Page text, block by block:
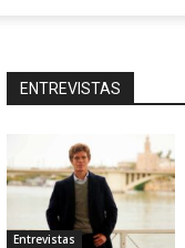
ENTREVISTAS
Entrevistas